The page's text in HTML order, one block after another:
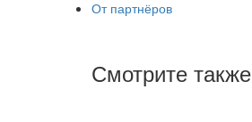
От партнёров
Смотрите также